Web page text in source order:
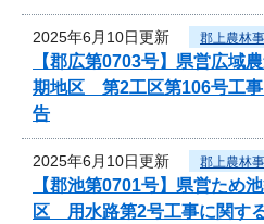
2025年6月10日更新 郡上農林
【郡広第0703号】県営広域
期地区 第2工区第106号工
告
2025年6月10日更新 郡上農林
【郡池第0701号】県営ため
区 用水路第2号工事に関す